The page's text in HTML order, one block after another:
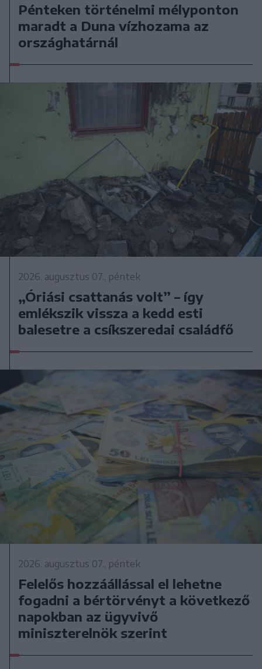
Pénteken történelmi mélyponton
maradt a Duna vízhozama az
országhatárnál
2026. augusztus 07., péntek
„Óriási csattanás volt” – így
emlékszik vissza a kedd esti
balesetre a csíkszeredai családfő
2026. augusztus 07., péntek
Felelős hozzáállással el lehetne
fogadni a bértörvényt a következő
napokban az ügyvivő
miniszterelnök szerint